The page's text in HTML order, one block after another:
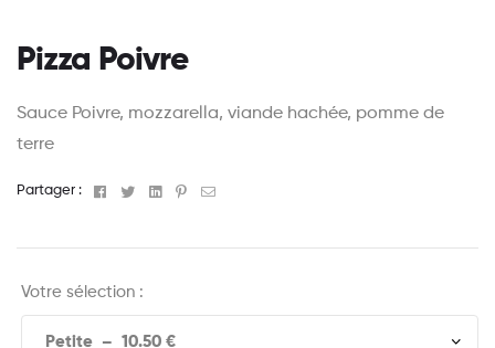
Pizza Poivre
Sauce Poivre, mozzarella, viande hachée, pomme de
terre
Partager : Facebook
TwitterLinkedinPinterest
Email
Votre sélection :